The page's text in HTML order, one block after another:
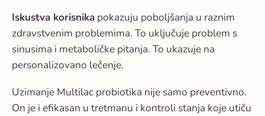
Iskustva korisnika pokazuju poboljšanja u raznim
zdravstvenim problemima. To uključuje problem s
sinusima i metaboličke pitanja. To ukazuje na
personalizovano lečenje.
Uzimanje Multilac probiotika nije samo preventivno.
On je i efikasan u tretmanu i kontroli stanja koje utiču